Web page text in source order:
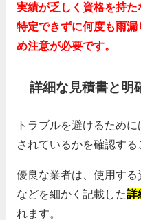
実績が乏しく資格を持
特定できずに何度も雨
め注意が必要です。
詳細な見積書と明
トラブルを避けるため
されているかを確認する
優良な業者は、使用す
などを細かく記載した詳
れます。